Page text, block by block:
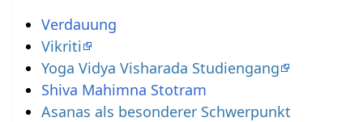
Verdauung
Vikriti
Yoga Vidya Visharada Studiengang
Shiva Mahimna Stotram
Asanas als besonderer Schwerpunkt